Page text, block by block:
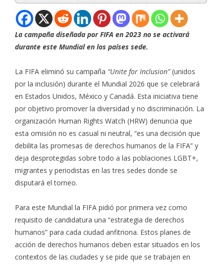
La campaña diseñada por FIFA en 2023 no se activará
durante este Mundial en los países sede.
La FIFA eliminó su campaña “Unite for Inclusion” (unidos
por la inclusión) durante el Mundial 2026 que se celebrará
en Estados Unidos, México y Canadá. Esta iniciativa tiene
por objetivo promover la diversidad y no discriminación. La
organización Human Rights Watch (HRW) denuncia que
esta omisión no es casual ni neutral, “es una decisión que
debilita las promesas de derechos humanos de la FIFA” y
deja desprotegidas sobre todo a las poblaciones LGBT+,
migrantes y periodistas en las tres sedes donde se
disputará el torneo.
Para este Mundial la FIFA pidió por primera vez como
requisito de candidatura una “estrategia de derechos
humanos” para cada ciudad anfitriona. Estos planes de
acción de derechos humanos deben estar situados en los
contextos de las ciudades y se pide que se trabajen en